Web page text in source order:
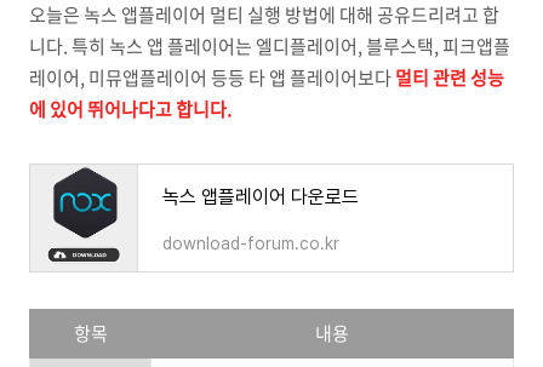
오늘은 녹스 앱플레이어 멀티 실행 방법에 대해 공유드리려고 합
니다. 특히 녹스 앱 플레이어는 엘디플레이어, 블루스택, 피크앱플
레이어, 미뮤앱플레이어 등등 타 앱 플레이어보다멀티 관련 성능
에 있어 뛰어나다고 합니다.
녹스 앱플레이어 다운로드
download-forum.co.kr
항목
내용